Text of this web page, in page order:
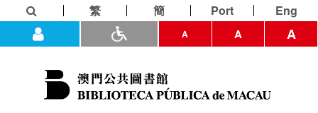
繁 簡 Port Eng
A A A